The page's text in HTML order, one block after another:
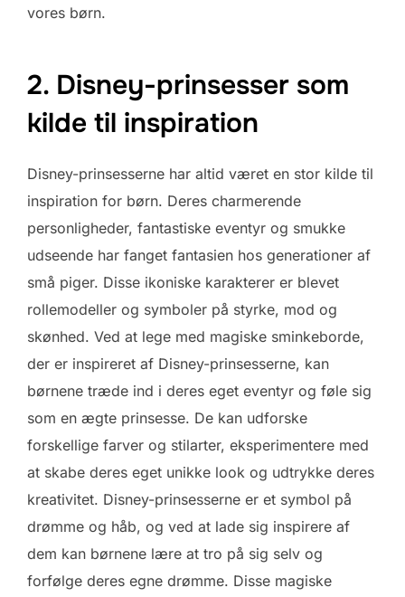
vores børn.
2. Disney-prinsesser som
kilde til inspiration
Disney-prinsesserne har altid været en stor kilde til
inspiration for børn. Deres charmerende
personligheder, fantastiske eventyr og smukke
udseende har fanget fantasien hos generationer af
små piger. Disse ikoniske karakterer er blevet
rollemodeller og symboler på styrke, mod og
skønhed. Ved at lege med magiske sminkeborde,
der er inspireret af Disney-prinsesserne, kan
børnene træde ind i deres eget eventyr og føle sig
som en ægte prinsesse. De kan udforske
forskellige farver og stilarter, eksperimentere med
at skabe deres eget unikke look og udtrykke deres
kreativitet. Disney-prinsesserne er et symbol på
drømme og håb, og ved at lade sig inspirere af
dem kan børnene lære at tro på sig selv og
forfølge deres egne drømme. Disse magiske